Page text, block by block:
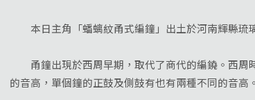
本日主角「蟠螭紋甬式編鐘」出土於河南輝縣琉
甬鐘出現於西周早期，取代了商代的編鐃。西周
的音高，單個鐘的正鼓及側鼓有也有兩種不同的音高。